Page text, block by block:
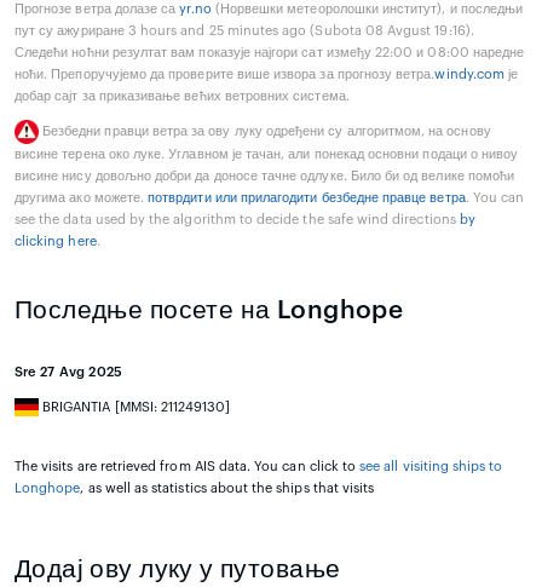
Прогнозе ветра долазе саyr.no (Норвешки метеоролошки институт), и последњи
пут су ажуриране 3 hours and 25 minutes ago (Subota 08 Avgust 19:16).
Следећи ноћни резултат вам показује најгори сат између 22:00 и 08:00 наредне
ноћи. Препоручујемо да проверите више извора за прогнозу ветра.windy.comје
добар сајт за приказивање већих ветровних система.
Безбедни правци ветра за ову луку одређени су алгоритмом, на основу
висине терена око луке. Углавном је тачан, али понекад основни подаци о нивоу
висине нису довољно добри да доносе тачне одлуке. Било би од велике помоћи
другима ако можете.потврдити или прилагодити безбедне правце ветра. You can
see the data used by the algorithm to decide the safe wind directions by
clicking here.
Последње посете на Longhope
Sre 27 Avg 2025
BRIGANTIA [MMSI: 211249130]
The visits are retrieved from AIS data. You can click tosee all visiting ships to
Longhope, as well as statistics about the ships that visits
Додај ову луку у путовање